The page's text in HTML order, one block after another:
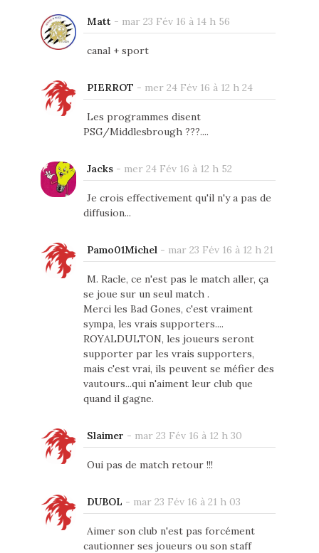
Matt- mar 23 Fév 16 à 14 h 56
canal + sport
PIERROT - mer 24 Fév 16 à 12 h 24
Les programmes disent
PSG/Middlesbrough ???....
Jacks- mer 24 Fév 16 à 12 h 52
Je crois effectivement qu'il n'y a pas de
diffusion...
Pamo01Michel- mar 23 Fév 16 à 12 h 21
M. Racle, ce n'est pas le match aller, ça
se joue sur un seul match .
Merci les Bad Gones, c'est vraiment
sympa, les vrais supporters....
ROYALDULTON, les joueurs seront
supporter par les vrais supporters,
mais c'est vrai, ils peuvent se méfier des
vautours...qui n'aiment leur club que
quand il gagne.
Slaimer - mar 23 Fév 16 à 12 h 30
Oui pas de match retour !!!
DUBOL - mar 23 Fév 16 à 21 h 03
Aimer son club n'est pas forcément
cautionner ses joueurs ou son staff